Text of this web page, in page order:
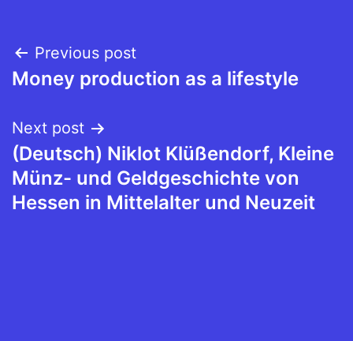
Post
navigation
Previous post
Money production as a lifestyle
Next post
(Deutsch) Niklot Klüßendorf, Kleine
Münz- und Geldgeschichte von
Hessen in Mittelalter und Neuzeit